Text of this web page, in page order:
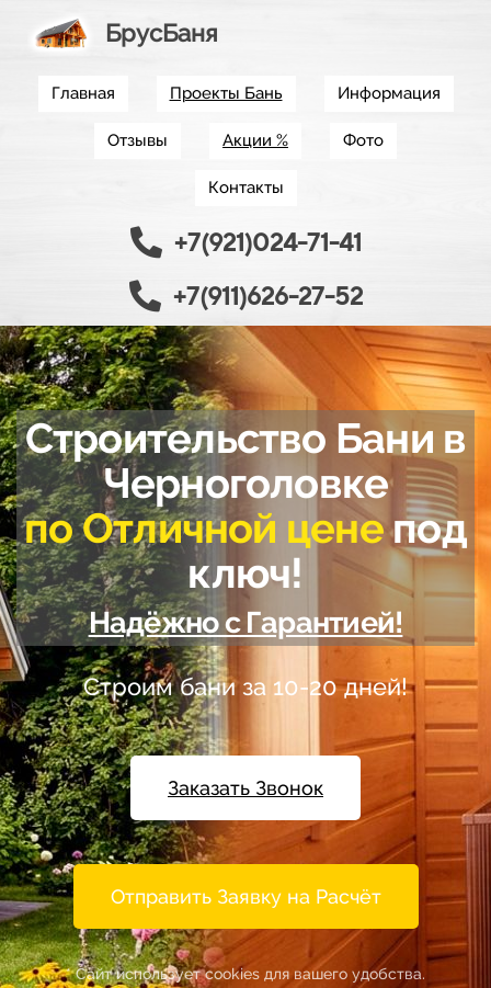
БрусБаня
Главная Проекты Бань Информация
Отзывы Акции % Фото
Контакты
+7(921)024-71-41
+7(911)626-27-52
Строительство Бани в
Черноголовке
по Отличной ценепод
ключ!
Надёжно с Гарантией!
Строим бани за 10-20 дней!
Заказать Звонок
Отправить Заявку на Расчёт
* Сайт использует cookies для вашего удобства.